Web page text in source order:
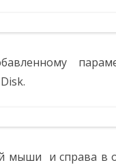
мыши и справа в